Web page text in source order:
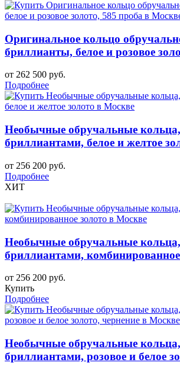
Оригинальное кольцо
бриллианты, белое и розовое
от 262 500 руб.
Подробнее
Необычные обручальные
бриллиантами, белое и желтое
от 256 200 руб.
Подробнее
ХИТ
Необычные обручальные
бриллиантами, комбинированное
от 256 200 руб.
Купить
Подробнее
Необычные обручальные
бриллиантами, розовое и белое